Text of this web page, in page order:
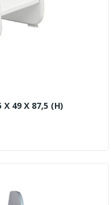
X 49 X 87,5 (H)